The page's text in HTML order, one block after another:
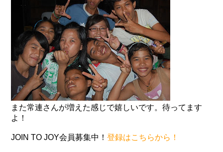
また常連さんが増えた感じで嬉しいです。待ってます
よ！
JOIN TO JOY会員募集中！登録はこちらから！